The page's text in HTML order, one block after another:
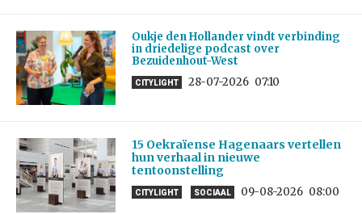
Oukje den Hollander vindt verbinding
in driedelige podcast over
Bezuidenhout-West
CITYLIGHT 28-07-2026 07:10
15 Oekraïense Hagenaars vertellen
hun verhaal in nieuwe
tentoonstelling
CITYLIGHT SOCIAAL 09-08-2026 08:00